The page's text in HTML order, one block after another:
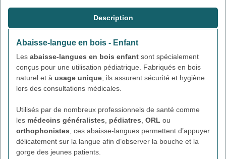
Description
Abaisse-langue en bois - Enfant
Les abaisse-langues en bois enfant sont spécialement
conçus pour une utilisation pédiatrique. Fabriqués en bois
naturel et à usage unique, ils assurent sécurité et hygiène
lors des consultations médicales.
Utilisés par de nombreux professionnels de santé comme
les médecins généralistes, pédiatres, ORL ou
orthophonistes, ces abaisse-langues permettent d’appuyer
délicatement sur la langue afin d’observer la bouche et la
gorge des jeunes patients.